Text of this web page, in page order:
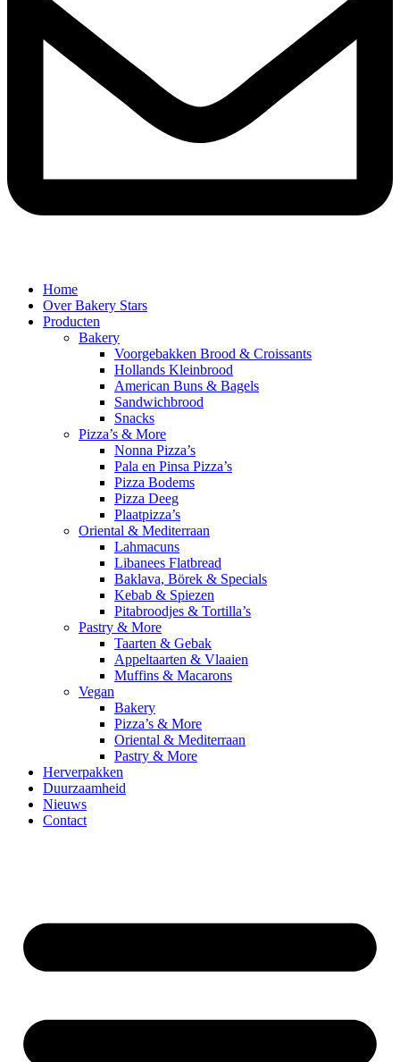
Home
Over Bakery Stars
Producten
Bakery
Voorgebakken Brood & Croissants
Hollands Kleinbrood
American Buns & Bagels
Sandwichbrood
Snacks
Pizza’s & More
Nonna Pizza’s
Pala en Pinsa Pizza’s
Pizza Bodems
Pizza Deeg
Plaatpizza’s
Oriental & Mediterraan
Lahmacuns
Libanees Flatbread
Baklava, Börek & Specials
Kebab & Spiezen
Pitabroodjes & Tortilla’s
Pastry & More
Taarten & Gebak
Appeltaarten & Vlaaien
Muffins & Macarons
Vegan
Bakery
Pizza’s & More
Oriental & Mediterraan
Pastry & More
Herverpakken
Duurzaamheid
Nieuws
Contact